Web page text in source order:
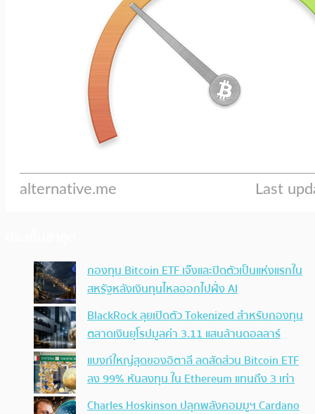
กองทุน Bitcoin ETF เจ๊งและปิดตัวเป็นแห่งแรกใน
สหรัฐหลังเงินทุนไหลออกไปฝั่ง AI
BlackRock ลุยเปิดตัว Tokenized สำหรับกองทุน
ตลาดเงินยุโรปมูลค่า 3.11 แสนล้านดอลลาร์
แบงก์ใหญ่สุดของอิตาลี ลดสัดส่วน Bitcoin ETF
ลง 99% หันลงทุน ใน Ethereum แทนถึง 3 เท่า
Charles Hoskinson ปลุกพลังคอมมูฯ Cardano